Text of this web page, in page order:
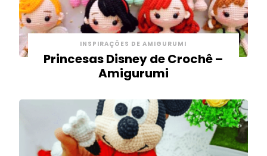
INSPIRAÇÕES DE AMIGURUMI
Princesas Disney de Crochê –
Amigurumi